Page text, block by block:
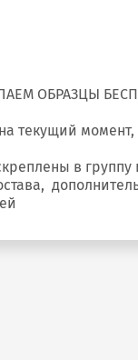
ОБРАЗЦЫ
текущий
в группу